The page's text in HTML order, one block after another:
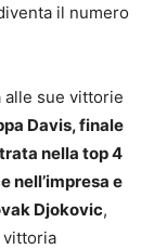
il numero
alle sue vittorie
Davis, finale
nella top 4
nell’impresa e
Djokovic,
vittoria